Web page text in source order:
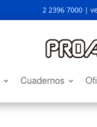
2 2396 7000 |
Cuadernos